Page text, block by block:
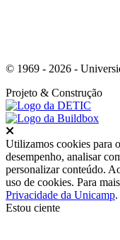
© 1969 - 2026 -
Projeto & Construção
Utilizamos cookies para
desempenho, analisar
personalizar conteúdo.
uso de cookies. Para
Privacidade da Unicamp.
Estou ciente